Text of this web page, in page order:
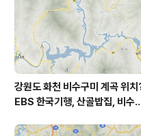
강원도 홍천군 가볼 만한 곳, (구)
까르돈, kbs 인간극장
강원도 화천 비수구미 계곡 위치
EBS 한국기행, 산골밥집, 비수
부 화천군 비수구미 낙타민박 어